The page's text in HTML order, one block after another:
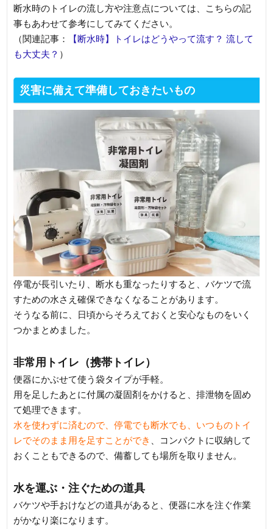
断水時のトイレの流し方や注意点については、こちらの記
事もあわせて参考にしてみてください。
（関連記事：
【断水時】トイレはどうやって流す？ 流して
も大丈夫？ ）
災害に備えて準備しておきたいもの
停電が長引いたり、断水も重なったりすると、バケツで流
すための水さえ確保できなくなることがあります。
そうなる前に、日頃からそろえておくと安心なものをいく
つかまとめました。
非常用トイレ（携帯トイレ）
便器にかぶせて使う袋タイプが手軽。
用を足したあとに付属の凝固剤をかけると、排泄物を固め
て処理できます。
水を使わずに済むので、停電でも断水でも、いつものトイ
レでそのまま用を足すことができ
、コンパクトに収納して
おくこともできるので、備蓄しても場所を取りません。
水を運ぶ・注ぐための道具
バケツや手おけなどの道具があると、便器に水を注ぐ作業
がかなり楽になります。